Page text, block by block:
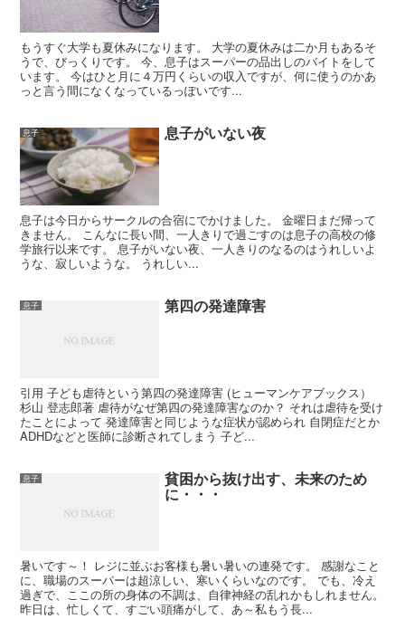
もうすぐ大学も夏休みになります。 大学の夏休みは二か月もあるそ
うで、びっくりです。 今、息子はスーパーの品出しのバイトをして
います。 今はひと月に４万円くらいの収入ですが、何に使うのかあ
っと言う間になくなっているっぽいです...
息子 息子がいない夜
息子は今日からサークルの合宿にでかけました。 金曜日まだ帰って
きません。 こんなに長い間、一人きりで過ごすのは息子の高校の修
学旅行以来です。 息子がいない夜、一人きりのなるのはうれしいよ
うな、寂しいような。 うれしい...
息子 第四の発達障害
引用 子ども虐待という第四の発達障害 (ヒューマンケアブックス）
杉山 登志郎著 虐待がなぜ第四の発達障害なのか？ それは虐待を受け
たことによって 発達障害と同じような症状が認められ 自閉症だとか
ADHDなどと医師に診断されてしまう 子ど...
息子 貧困から抜け出す、未来のため
に・・・
暑いです～！ レジに並ぶお客様も暑い暑いの連発です。 感謝なこと
に、職場のスーパーは超涼しい、寒いくらいなのです。 でも、冷え
過ぎで、ここの所の身体の不調は、自律神経の乱れかもしれません。
昨日は、忙しくて、すごい頭痛がして、あ～私もう長...